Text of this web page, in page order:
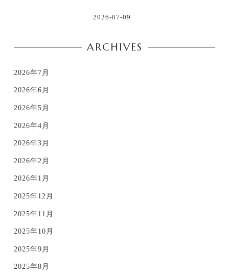
2026-07-09
ARCHIVES
2026年7月
2026年6月
2026年5月
2026年4月
2026年3月
2026年2月
2026年1月
2025年12月
2025年11月
2025年10月
2025年9月
2025年8月